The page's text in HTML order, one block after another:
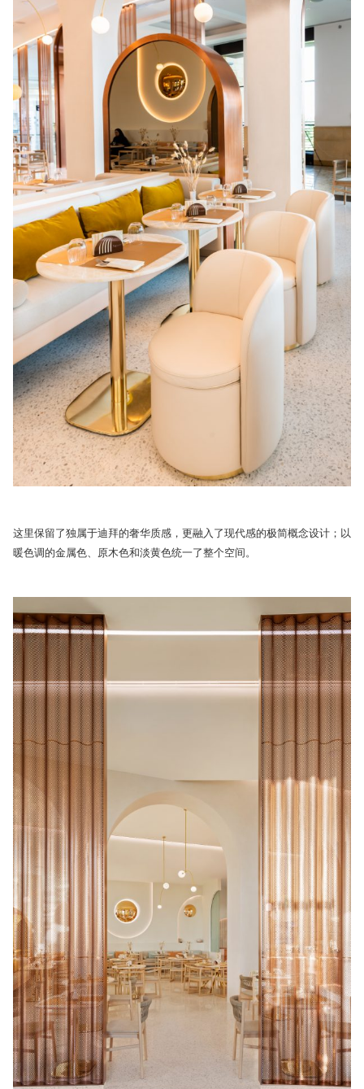
这里保留了独属于迪拜的奢华质感，更融入了现代感的极简概念设计；以
暖色调的金属色、原木色和淡黄色统一了整个空间。